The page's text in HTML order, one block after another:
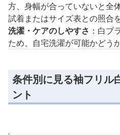
方、身幅が合っていないと全
試着またはサイズ表との照合
洗濯・ケアのしやすさ ：白ブ
ため、自宅洗濯が可能かどう
条件別に見る袖フリル
ント